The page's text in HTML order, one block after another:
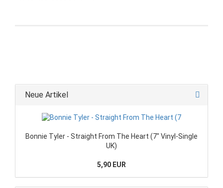
Neue Artikel
Bonnie Tyler - Straight From The Heart (7" Vinyl-Single
UK)
5,90 EUR